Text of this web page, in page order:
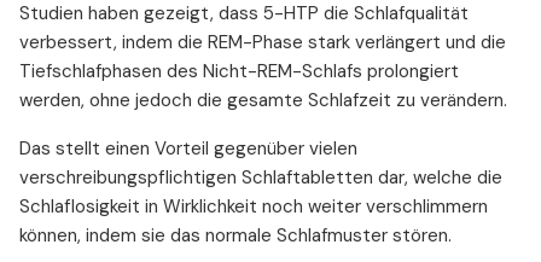
Studien haben gezeigt, dass 5-HTP die Schlafqualität
verbessert, indem die REM-Phase stark verlängert und die
Tiefschlafphasen des Nicht-REM-Schlafs prolongiert
werden, ohne jedoch die gesamte Schlafzeit zu verändern.
Das stellt einen Vorteil gegenüber vielen
verschreibungspflichtigen Schlaftabletten dar, welche die
Schlaflosigkeit in Wirklichkeit noch weiter verschlimmern
können, indem sie das normale Schlafmuster stören.